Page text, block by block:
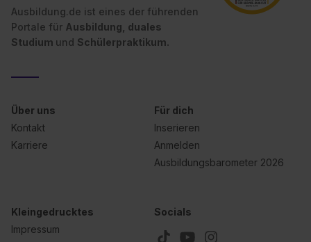
Einstellungen“ widerrufen. Weitere Informationen zu den
einzelnen Cookies findest du durch Klick auf „Details
zeigen“. Weitere Informationen:
Ausbildung.de ist eines der führenden
Portale für Ausbildung, duales
Studium und Schülerpraktikum.
Über uns
Kontakt
Karriere
Für dich
Inserieren
Anmelden
Ausbildungsbarometer 2026
Kleingedrucktes
Impressum
Socials